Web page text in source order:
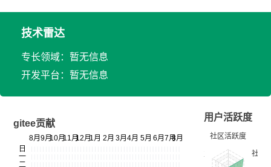
技术雷达
专长领域：暂无信息
开发平台：暂无信息
gitee贡献
用户活跃度